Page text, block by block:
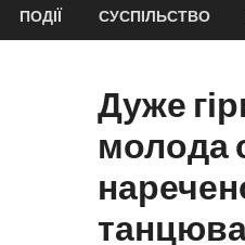
ПОДІЇ СУСПІЛЬСТВО
Дуже
молода